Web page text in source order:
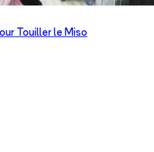
Touiller le Miso